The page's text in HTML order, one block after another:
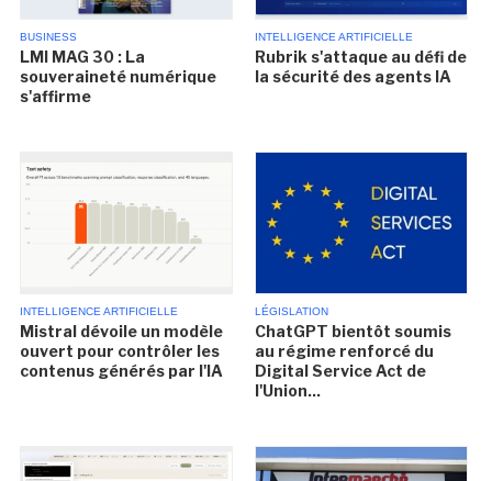
BUSINESS
LMI MAG 30 : La
souveraineté numérique
s'affirme
INTELLIGENCE ARTIFICIELLE
Rubrik s'attaque au défi de
la sécurité des agents IA
INTELLIGENCE ARTIFICIELLE
Mistral dévoile un modèle
ouvert pour contrôler les
contenus générés par l'IA
LÉGISLATION
ChatGPT bientôt soumis
au régime renforcé du
Digital Service Act de
l'Union...